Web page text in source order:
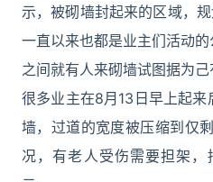
示，被砌墙封起来的区域，规
一直以来也都是业主们活动
之间就有人来砌墙试图据为己
很多业主在8月13日早上起
墙，过道的宽度被压缩到仅
况，有老人受伤需要担架，